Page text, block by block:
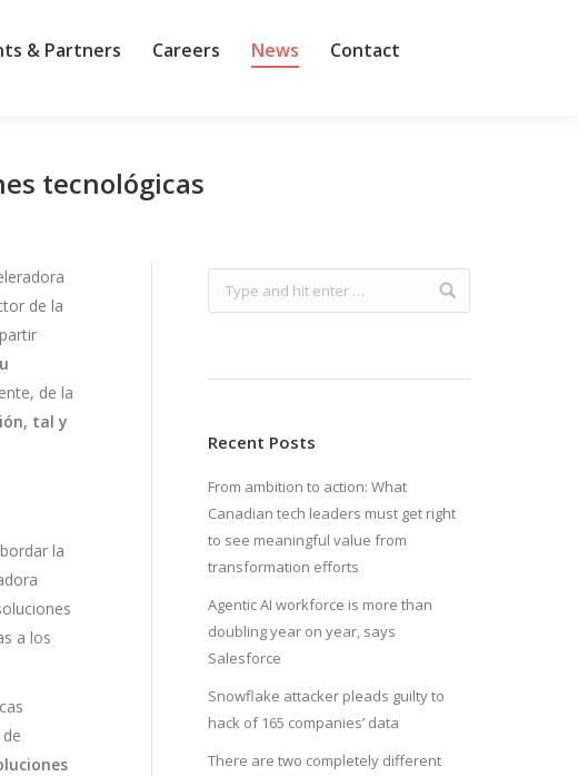
& Partners Careers News Contact
tecnológicas
de la
de la
tal y
la
a los
Recent Posts
From ambition to action: What
Canadian tech leaders must get right
to see meaningful value from
transformation efforts
Agentic AI workforce is more than
doubling year on year, says
Salesforce
Snowflake attacker pleads guilty to
hack of 165 companies’ data
There are two completely different